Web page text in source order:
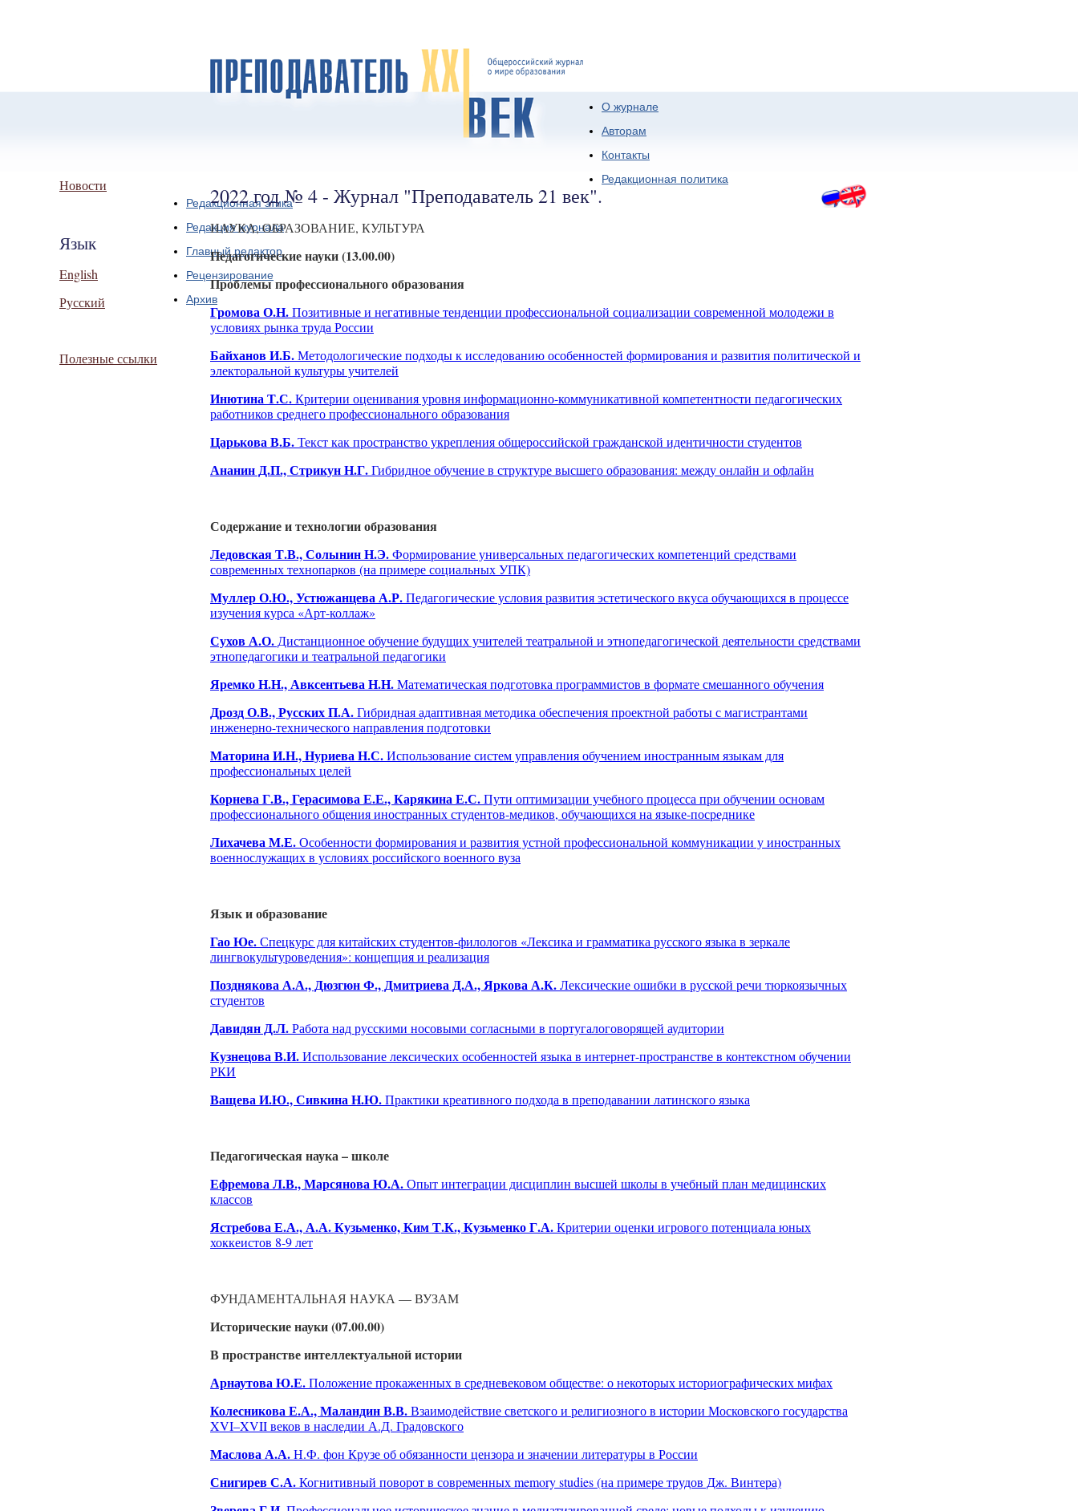
О журнале
Авторам
Контакты
Редакционная политика
Редакционная этика
Редакция журнала
Главный редактор
Рецензирование
Архив
Новости
Язык
English
Русский
Полезные ссылки
2022 год № 4 - Журнал "Преподаватель 21 век".
НАУКА, ОБРАЗОВАНИЕ, КУЛЬТУРА
Педагогические науки (13.00.00)
Проблемы профессионального образования
Громова О.Н.Позитивные и негативные тенденции профессиональной социализации современной молодежи в
условиях рынка труда России
Байханов И.Б.Методологические подходы к исследованию особенностей формирования и развития политической и
электоральной культуры учителей
Инютина Т.С.Критерии оценивания уровня информационно-коммуникативной компетентности педагогических
работников среднего профессионального образования
Царькова В.Б.Текст как пространство укрепления общероссийской гражданской идентичности студентов
Ананин Д.П., Стрикун Н.Г.Гибридное обучение в структуре высшего образования: между онлайн и офлайн
Содержание и технологии образования
Ледовская Т.В., Солынин Н.Э.Формирование универсальных педагогических компетенций средствами
современных технопарков (на примере социальных УПК)
Муллер О.Ю., Устюжанцева А.Р.Педагогические условия развития эстетического вкуса обучающихся в процессе
изучения курса «Арт-коллаж»
Сухов А.О. Дистанционное обучение будущих учителей театральной и этнопедагогической деятельности средствами
этнопедагогики и театральной педагогики
Яремко Н.Н., Авксентьева Н.Н.Математическая подготовка программистов в формате смешанного обучения
Дрозд О.В., Русских П.А.Гибридная адаптивная методика обеспечения проектной работы с магистрантами
инженерно-технического направления подготовки
Маторина И.Н., Нуриева Н.С.Использование систем управления обучением иностранным языкам для
профессиональных целей
Корнева Г.В., Герасимова Е.Е., Карякина Е.С.Пути оптимизации учебного процесса при обучении основам
профессионального общения иностранных студентов-медиков, обучающихся на языке-посреднике
Лихачева М.Е.Особенности формирования и развития устной профессиональной коммуникации у иностранных
военнослужащих в условиях российского военного вуза
Язык и образование
Гао Юе.Спецкурс для китайских студентов-филологов «Лексика и грамматика русского языка в зеркале
лингвокультуроведения»: концепция и реализация
Позднякова А.А., Дюзгюн Ф., Дмитриева Д.А., Яркова А.К.Лексические ошибки в русской речи тюркоязычных
студентов
Давидян Д.Л.Работа над русскими носовыми согласными в португалоговорящей аудитории
Кузнецова В.И.Использование лексических особенностей языка в интернет-пространстве в контекстном обучении
РКИ
Ващева И.Ю., Сивкина Н.Ю.Практики креативного подхода в преподавании латинского языка
Педагогическая наука – школе
Ефремова Л.В., Марсянова Ю.А.Опыт интеграции дисциплин высшей школы в учебный план медицинских
классов
Ястребова Е.А., А.А. Кузьменко, Ким Т.К., Кузьменко Г.А.Критерии оценки игрового потенциала юных
хоккеистов 8-9 лет
ФУНДАМЕНТАЛЬНАЯ НАУКА — ВУЗАМ
Исторические науки (07.00.00)
В пространстве интеллектуальной истории
Арнаутова Ю.Е.Положение прокаженных в средневековом обществе: о некоторых историографических мифах
Колесникова Е.А., Маландин В.В.Взаимодействие светского и религиозного в истории Московского государства
XVI–XVII веков в наследии А.Д. Градовского
Маслова А.А.Н.Ф. фон Крузе об обязанности цензора и значении литературы в России
Снигирев С.А.Когнитивный поворот в современных memory studies (на примере трудов Дж. Винтера)